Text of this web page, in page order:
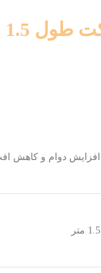
افزایش دوام و کاهش
1.5 متر